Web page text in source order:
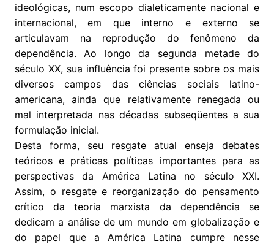
ideológicas, num escopo dialeticamente nacional e
internacional, em que interno e externo se
articulavam na reprodução do fenômeno da
dependência. Ao longo da segunda metade do
século XX, sua influência foi presente sobre os mais
diversos campos das ciências sociais latino-
americana, ainda que relativamente renegada ou
mal interpretada nas décadas subseqüentes a sua
formulação inicial.
Desta forma, seu resgate atual enseja debates
teóricos e práticas políticas importantes para as
perspectivas da América Latina no século XXI.
Assim, o resgate e reorganização do pensamento
crítico da teoria marxista da dependência se
dedicam a análise de um mundo em globalização e
do papel que a América Latina cumpre nesse